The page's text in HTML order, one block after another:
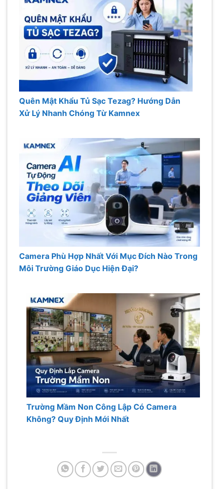
Quên Mật Khẩu Tủ Sạc Tezag? Hướng Dẫn
Xử Lý Nhanh Chóng Từ Kamnex
Camera Phù Hợp Nhất Với Mục Đích Nào Trong
Môi Trường Giáo Dục Hiện Đại?
Trường Mầm Non Công Lập Có Camera
Không? Quy Định Mới Nhất